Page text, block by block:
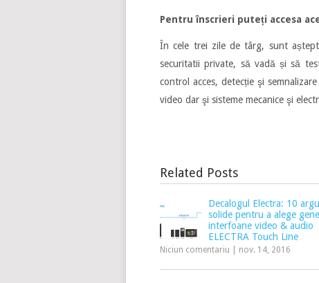
Pentru înscrieri puteți accesa
În cele trei zile de târg, sunt
securitatii private, să vadă și să
control acces, detecție şi
video dar şi sisteme mecanice şi
Related Posts
Decalogul Electra: 10
solide pentru a alege
interfoane video & audio
ELECTRA Touch Line
Niciun comentariu nov. 14, 2016